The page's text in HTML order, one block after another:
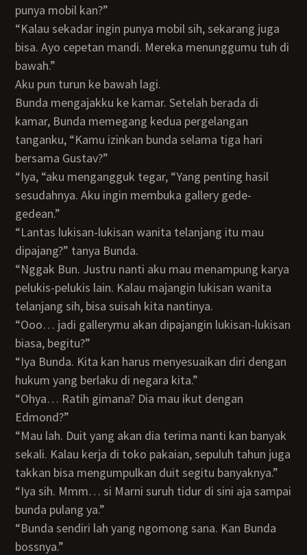
punya mobil kan?”
“Kalau sekadar ingin punya mobil sih, sekarang juga
bisa. Ayo cepetan mandi. Mereka menunggumu tuh di
bawah.”
Aku pun turun ke bawah lagi.
Bunda mengajakku ke kamar. Setelah berada di
kamar, Bunda memegang kedua pergelangan
tanganku, “Kamu izinkan bunda selama tiga hari
bersama Gustav?”
“Iya, “aku mengangguk tegar, “Yang penting hasil
sesudahnya. Aku ingin membuka gallery gede-
gedean.”
“Lantas lukisan-lukisan wanita telanjang itu mau
dipajang?” tanya Bunda.
“Nggak Bun. Justru nanti aku mau menampung karya
pelukis-pelukis lain. Kalau majangin lukisan wanita
telanjang sih, bisa suisah kita nantinya.
“Ooo… jadi gallerymu akan dipajangin lukisan-lukisan
biasa, begitu?”
“Iya Bunda. Kita kan harus menyesuaikan diri dengan
hukum yang berlaku di negara kita.”
“Ohya… Ratih gimana? Dia mau ikut dengan
Edmond?”
“Mau lah. Duit yang akan dia terima nanti kan banyak
sekali. Kalau kerja di toko pakaian, sepuluh tahun juga
takkan bisa mengumpulkan duit segitu banyaknya.”
“Iya sih. Mmm… si Marni suruh tidur di sini aja sampai
bunda pulang ya.”
“Bunda sendiri lah yang ngomong sana. Kan Bunda
bossnya.”